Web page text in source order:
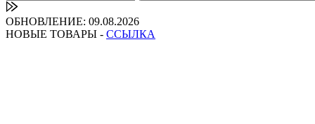
ОБНОВЛЕНИЕ: 09.08.2026
НОВЫЕ ТОВАРЫ - ССЫЛКА